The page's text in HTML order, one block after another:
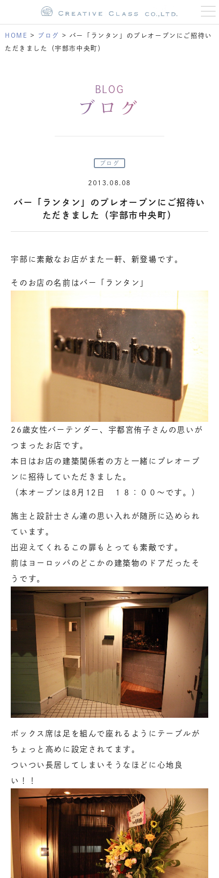
t
o
g
l
HOME > ブログ > バー「ランタン」のプレオープンにご招待い
ただきました（宇部市中央町）
BLOG
ブログ
ブログ
2013.08.08
バー「ランタン」のプレオープンにご招待い
ただきました（宇部市中央町）
宇部に素敵なお店がまた一軒、新登場です。
そのお店の名前はバー「ランタン」
26歳女性バーテンダー、宇都宮侑子さんの思いが
つまったお店です。
本日はお店の建築関係者の方と一緒にプレオープ
ンに招待していただきました。
（本オープンは8月12日 １８：００～です。）
施主と設計士さん達の思い入れが随所に込められ
ています。
出迎えてくれるこの扉もとっても素敵です。
前はヨーロッパのどこかの建築物のドアだったそ
うです。
ボックス席は足を組んで座れるようにテーブルが
ちょっと高めに設定されてます。
ついつい長居してしまいそうなほどに心地良
い！！